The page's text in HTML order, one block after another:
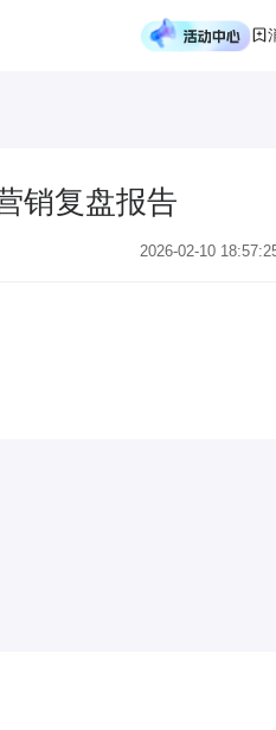
销复盘报告
2026-02-10